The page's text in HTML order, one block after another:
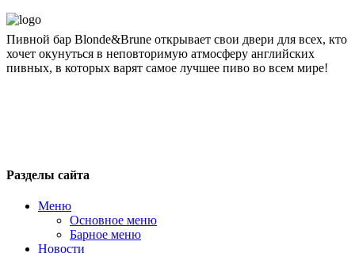
Пивной бар Blonde&Brune открывает свои двери для всех, кто
хочет окунуться в неповторимую атмосферу английских
пивных, в которых варят самое лучшее пиво во всем мире!
Разделы сайта
Меню
Основное меню
Барное меню
Новости